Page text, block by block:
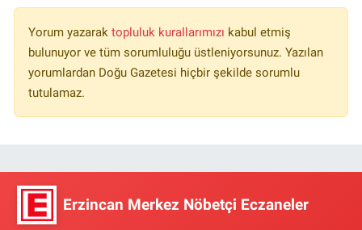
Yorum yazarak topluluk kurallarımızı kabul etmiş
bulunuyor ve tüm sorumluluğu üstleniyorsunuz. Yazılan
yorumlardan Doğu Gazetesi hiçbir şekilde sorumlu
tutulamaz.
Erzincan Merkez Nöbetçi Eczaneler